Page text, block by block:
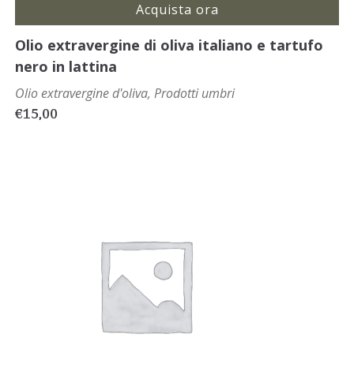
Acquista ora
Olio extravergine di oliva italiano e tartufo
nero in lattina
Olio extravergine d'oliva, Prodotti umbri
€15,00